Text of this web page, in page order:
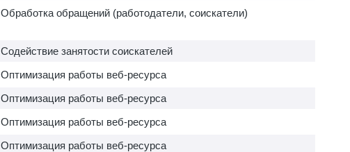
Обработка обращений (работодатели, соискатели)
Содействие занятости соискателей
Оптимизация работы веб-ресурса
Оптимизация работы веб-ресурса
Оптимизация работы веб-ресурса
Оптимизация работы веб-ресурса